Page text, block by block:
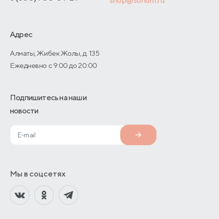
Адрес
Алматы, Жибек Жолы, д. 135
Ежедневно с 9:00 до 20:00
Подпишитесь на наши
новости
Мы в соцсетях